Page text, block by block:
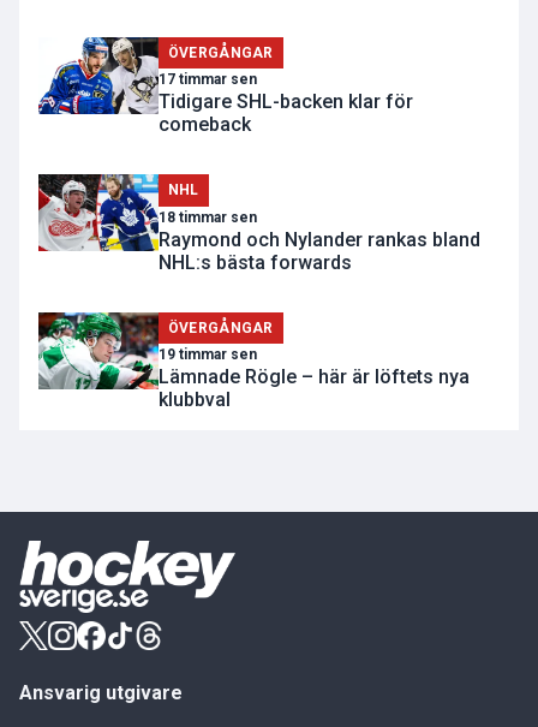
ÖVERGÅNGAR
17 timmar sen
Tidigare SHL-backen klar för
comeback
NHL
18 timmar sen
Raymond och Nylander rankas bland
NHL:s bästa forwards
ÖVERGÅNGAR
19 timmar sen
Lämnade Rögle – här är löftets nya
klubbval
Ansvarig utgivare